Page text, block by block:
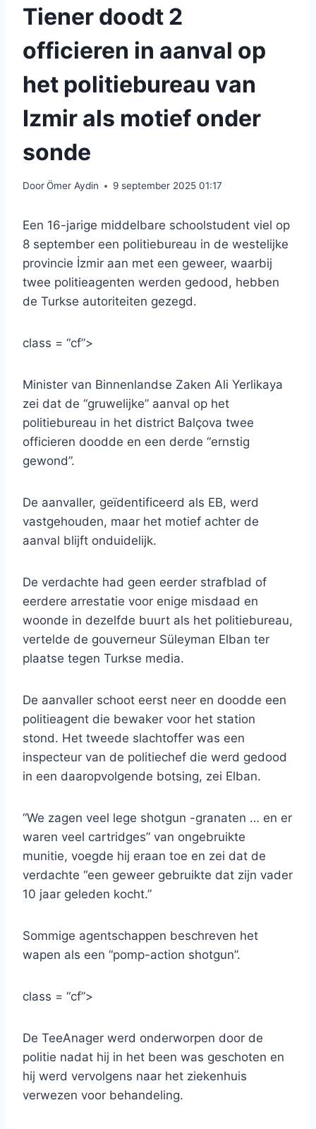
Tiener doodt 2
officieren in aanval op
het politiebureau van
Izmir als motief onder
sonde
DoorÖmer Aydin 9 september 2025 01:17
Een 16-jarige middelbare schoolstudent viel op
8 september een politiebureau in de westelijke
provincie İzmir aan met een geweer, waarbij
twee politieagenten werden gedood, hebben
de Turkse autoriteiten gezegd.
class = “cf”>
Minister van Binnenlandse Zaken Ali Yerlikaya
zei dat de “gruwelijke” aanval op het
politiebureau in het district Balçova twee
officieren doodde en een derde “ernstig
gewond”.
De aanvaller, geïdentificeerd als EB, werd
vastgehouden, maar het motief achter de
aanval blijft onduidelijk.
De verdachte had geen eerder strafblad of
eerdere arrestatie voor enige misdaad en
woonde in dezelfde buurt als het politiebureau,
vertelde de gouverneur Süleyman Elban ter
plaatse tegen Turkse media.
De aanvaller schoot eerst neer en doodde een
politieagent die bewaker voor het station
stond. Het tweede slachtoffer was een
inspecteur van de politiechef die werd gedood
in een daaropvolgende botsing, zei Elban.
“We zagen veel lege shotgun -granaten … en er
waren veel cartridges” van ongebruikte
munitie, voegde hij eraan toe en zei dat de
verdachte “een geweer gebruikte dat zijn vader
10 jaar geleden kocht.”
Sommige agentschappen beschreven het
wapen als een “pomp-action shotgun”.
class = “cf”>
De TeeAnager werd onderworpen door de
politie nadat hij in het been was geschoten en
hij werd vervolgens naar het ziekenhuis
verwezen voor behandeling.